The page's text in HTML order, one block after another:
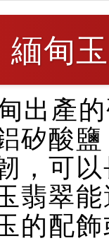
緬甸
出產
矽酸
，可
翡翠
的配